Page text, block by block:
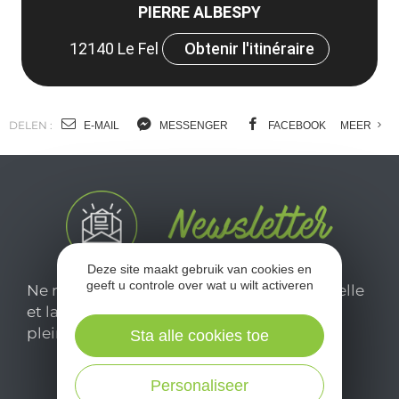
PIERRE ALBESPY
12140 Le Fel
Obtenir l'itinéraire
DELEN : E-MAIL MESSENGER FACEBOOK MEER
Ne manquez pas notre newsletter mensuelle
et laissez-vous inspirer pour profiter
pleinement de votre séjour en Aveyron.
Deze site maakt gebruik van cookies en
geeft u controle over wat u wilt activeren
Personaliseer
Sta alle cookies toe